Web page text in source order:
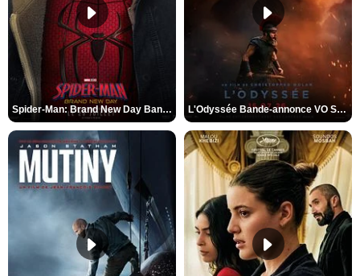
Spider-Man: Brand New Day Bande-annonce VO STFR L'Odyssée Bande-annonce VO STFR